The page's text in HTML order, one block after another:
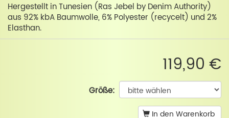
Hergestellt in Tunesien (Ras Jebel by Denim Authority)
aus 92% kbA Baumwolle, 6% Polyester (recycelt) und 2%
Elasthan.
119,90 €
Größe:
In den Warenkorb